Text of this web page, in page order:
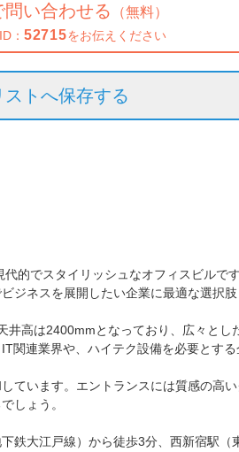
問い合わせる （無料）
： 52715をお伝えください
ストへ保存する
的でスタイリッシュなオフィスビルで
ネスを展開したい企業に最適な選択肢
高は2400mmとなっており、広々と
連業界や、ハイテク設備を必要とする
ています。エントランスには質感の高
しょう。
大江戸線）から徒歩3分、西新宿駅（